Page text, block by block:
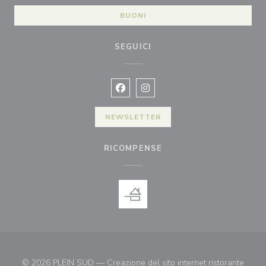
BUONI
SEGUICI
Facebook ((apre una nuova
Instagram ((apre una nuova
NEWSLETTER
RICOMPENSE
© 2026 PLEIN SUD — Creazione del sito internet ristorante